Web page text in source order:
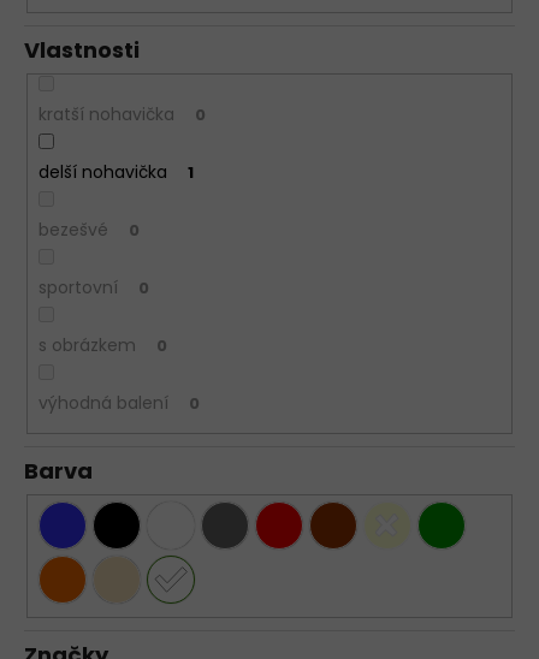
Vlastnosti
kratší nohavička 0
delší nohavička 1
bezešvé 0
sportovní 0
s obrázkem 0
výhodná balení 0
Barva